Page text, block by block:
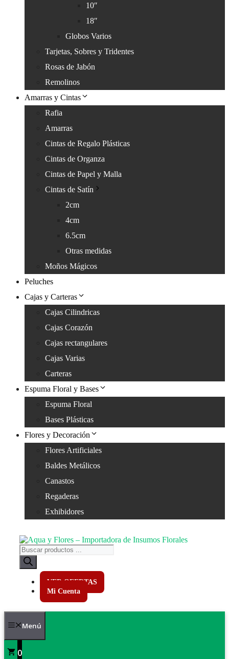
10″
18″
Globos Varios
Tarjetas, Sobres y Tridentes
Rosas de Jabón
Remolinos
Amarras y Cintas
Rafia
Amarras
Cintas de Regalo Plásticas
Cintas de Organza
Cintas de Papel y Malla
Cintas de Satín
2cm
4cm
6.5cm
Otras medidas
Moños Mágicos
Peluches
Cajas y Carteras
Cajas Cilindricas
Cajas Corazón
Cajas rectangulares
Cajas Varias
Carteras
Espuma Floral y Bases
Espuma Floral
Bases Plásticas
Flores y Decoración
Flores Artificiales
Baldes Metálicos
Canastos
Regaderas
Exhibidores
Búsqueda
de
productos
VER OFERTAS
Mi Cuenta
Menú
0